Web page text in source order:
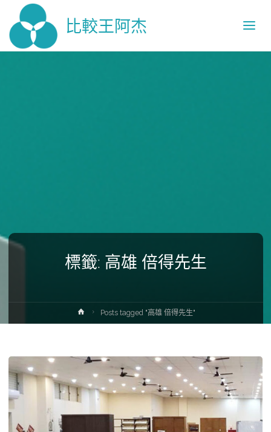
比較王阿杰
標籤: 高雄 倍得先生
HomePosts tagged "高雄 倍得先生"